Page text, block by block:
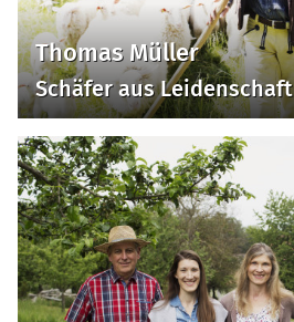
Thomas Müller
Schäfer aus Leidenschaft